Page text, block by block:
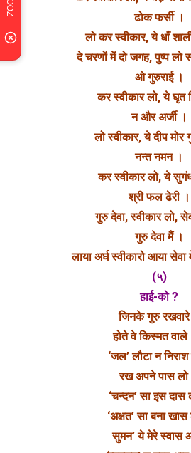
ढोक फर्सी ।
लो कर स्वीकार, ये धाँ
दे चरणों में दो जगह, पुष्प लो
ओ गुरुराई ।
कर स्वीकार लो, ये घृत
न और अर्जी ।
लो स्वीकार, ये दीप मोर
नन्त नमन ।
कर स्वीकार लो, ये
श्री फल ढेरी ।
गुरु देवा, स्वीकार लो,
गुरु देवा मैं ।
लाया अर्घ स्वीकारो आया सेवा
(५)
हाई-को ?
जिनके गुरु
होते वे किस्मत
‘जल’ लौटा न निराश
रख अपने पास लो
‘चन्दन’ सा इस दास
‘अक्षत’ सा बना
सुमन’ ये मेरे स्वास